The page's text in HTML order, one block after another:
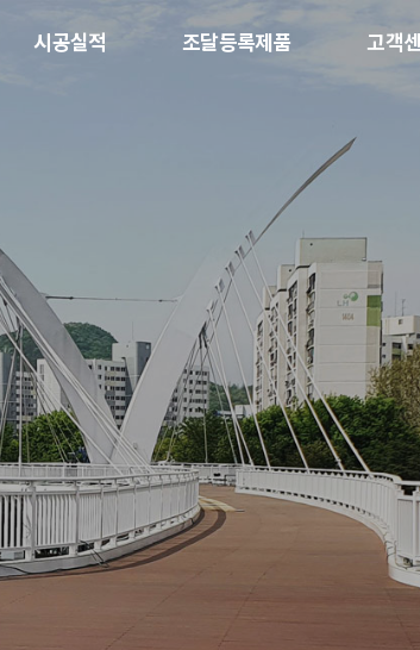
시공실적 조달등록제품 고객